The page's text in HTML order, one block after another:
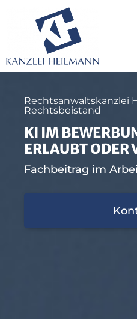
Rechtsanwaltskanzlei
Rechtsbeistand
KI IM
ERLAUBT ODER
Fachbeitrag im